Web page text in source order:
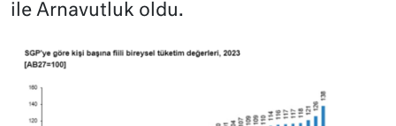
ile Arnavutluk oldu.